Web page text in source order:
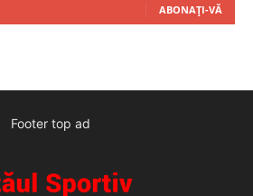
ABONAȚI-VĂ
Footer top ad